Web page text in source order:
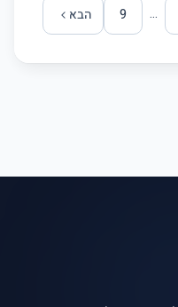
...
9 הבא